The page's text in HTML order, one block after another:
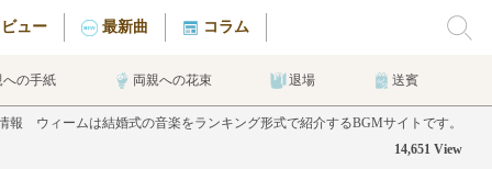
ュー 最新曲 コラム
への手紙 両親への花束 退場 送賓
報 ウィームは結婚式の音楽をランキング形式で紹介するBGMサイトです。
14,651 View